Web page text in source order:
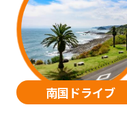
南国ドライブ